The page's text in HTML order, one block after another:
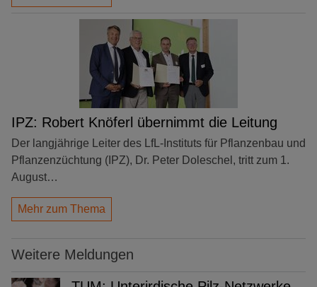
IPZ: Robert Knöferl übernimmt die Leitung
Der langjährige Leiter des LfL-Instituts für Pflanzenbau und
Pflanzenzüchtung (IPZ), Dr. Peter Doleschel, tritt zum 1.
August…
Mehr zum Thema
Weitere Meldungen